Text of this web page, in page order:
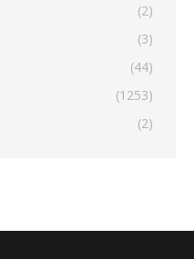
(2)
(3)
(44)
(1253)
(2)